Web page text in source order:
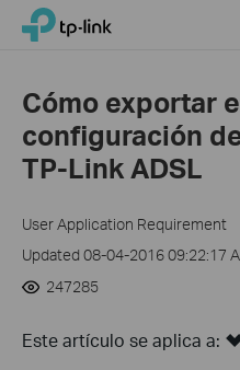
Click
navigation
TP-Link, Reliably Smart
Cómo exportar
configuración
TP-Link ADSL
User Application Requirement
Updated 08-04-2016 09:22:17
247285
Este artículo se aplica a: